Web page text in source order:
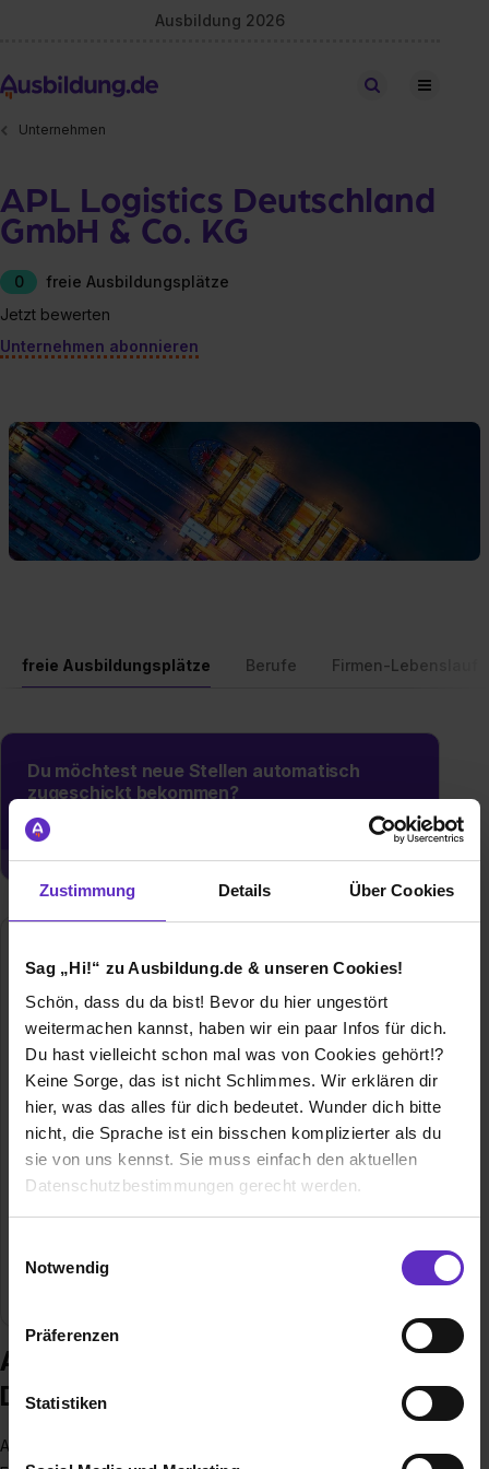
Zustimmung Details Über Cookies
Sag „Hi!“ zu Ausbildung.de & unseren Cookies!
Schön, dass du da bist! Bevor du hier ungestört
weitermachen kannst, haben wir ein paar Infos für dich.
Du hast vielleicht schon mal was von Cookies gehört!?
Keine Sorge, das ist nicht Schlimmes. Wir erklären dir
hier, was das alles für dich bedeutet. Wunder dich bitte
nicht, die Sprache ist ein bisschen komplizierter als du
sie von uns kennst. Sie muss einfach den aktuellen
Datenschutzbestimmungen gerecht werden.
Benutzung der Webseite getroffenen Einstellungen zu
Webseite zu analysieren („Statistiken“), um
Informationen zu deiner Verwendung unserer Website an
Notwendig
Präferenzen
Statistiken
Ausbildung 2026
Stellen finden
Unternehmen
APL Logistics Deutschland
GmbH & Co. KG
0
freie Ausbildungsplätze
Jetzt bewerten
Unternehmen abonnieren
freie Ausbildungsplätze Berufe Firmen-Lebenslauf
Du möchtest neue Stellen automatisch
zugeschickt bekommen?
APL Logistics Deutschland GmbH & Co. KG
Altstädter Str. 6
20095 Hamburg
Logistik / Verkehr
Ausbildung bei APL Logistics
Deutschland GmbH & Co. KG
APL Logistics ist ein Unternehmen der Kintetsu World